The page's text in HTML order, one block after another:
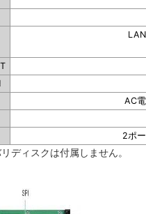
AC
2ポ
ディスクは付属しません。